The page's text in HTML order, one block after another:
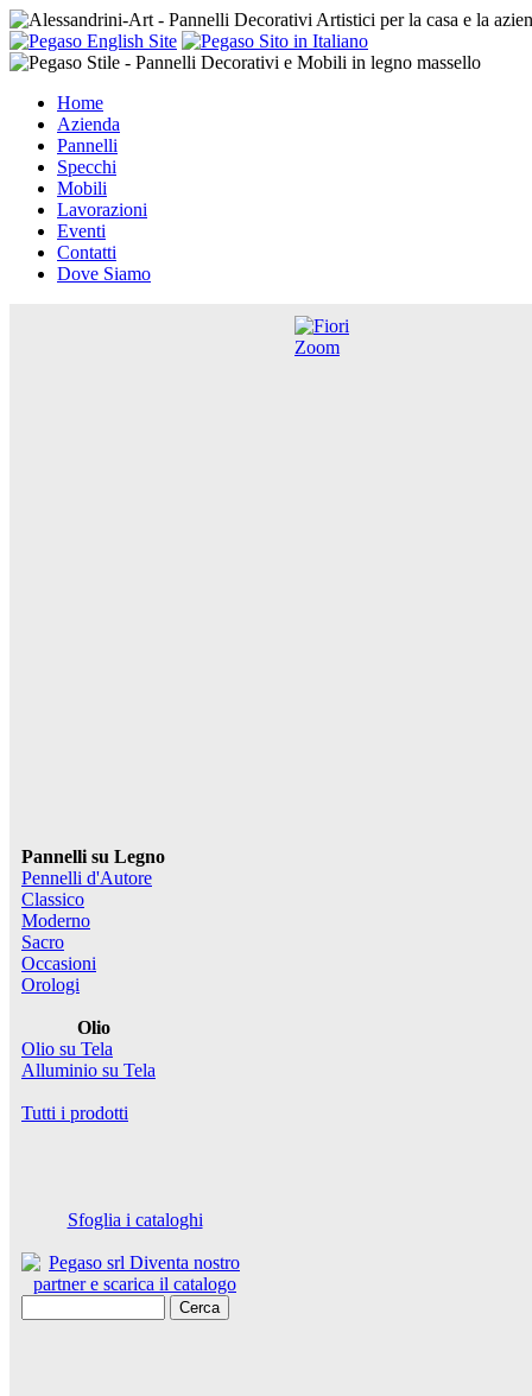
Home
Azienda
Pannelli
Specchi
Mobili
Lavorazioni
Eventi
Contatti
Dove Siamo
Pannelli su Legno
Pennelli d'Autore
Classico
Moderno
Sacro
Occasioni
Orologi
Olio
Olio su Tela
Alluminio su Tela
Tutti i prodotti
Sfoglia i cataloghi
Cerca
Zoom